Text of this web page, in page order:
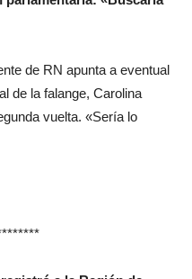
de RN apunta a eventual
de la falange, Carolina
vuelta. «Sería lo